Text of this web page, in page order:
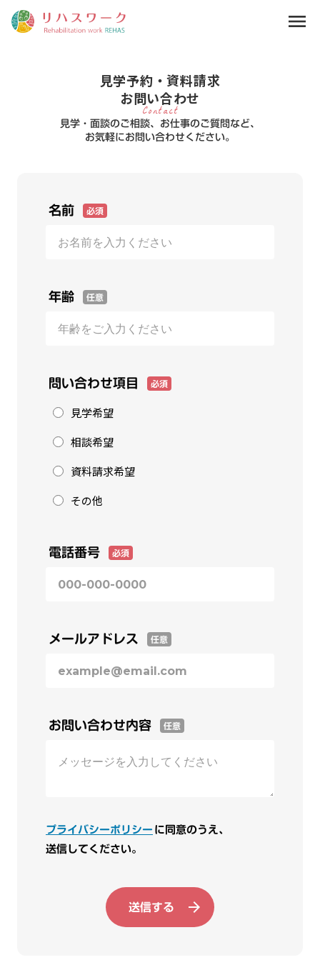
見学予約・資料請求
お問い合わせ
Contact
見学・面談のご相談、お仕事のご質問など、
お気軽にお問い合わせください。
名前 必須
年齢 任意
問い合わせ項目 必須
見学希望
相談希望
資料請求希望
その他
電話番号 必須
メールアドレス 任意
お問い合わせ内容 任意
プライバシーポリシーに同意のうえ、
送信してください。
送信する arrow_forward
menu